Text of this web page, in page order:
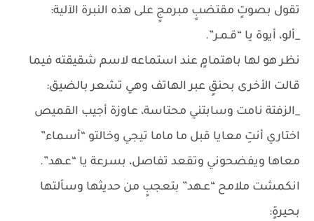
تقول بصوتٍ مقتضبٍ مبرمجٍ على هذه النبرة الآلية:
_ألو، أيوة يا “قـمـر”.
نظر هو لها باهتمامٍ عند استماعه لاسم شقيقته فيما
قالت الأخرى بحنقٍ عبر الهاتف وهي تشعر بالضيق:
_الزفتة نامت وسابتني محتاسة، عاوزة أجيب القميص
اختاري أنتِ معايا قبل ما ماما تيجي وخالتو “أسماء”
معاها ويفضحوني وتقعد تفاصل، بسرعة يا “عـهد”.
انكمشت ملامح “عـهد” بتعجبٍ من حديثها وسألتها
بحيرةٍ: